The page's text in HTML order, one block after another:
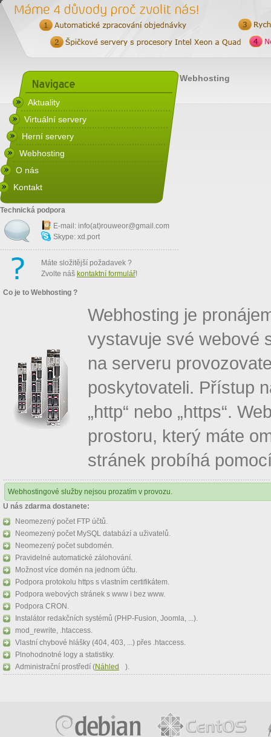
Aktuality
Virtuální servery
Herní servery
Webhosting
O nás
Kontakt
Technická podpora
E-mail: info(at)rouweor@gmail.com
Skype: xd.port
Máte složitější požadavek ?
Zvolte náš kontaktní formulář!
Webhosting
Co je to Webhosting ?
Webhosting je
vystavuje své webové
na serveru
poskytovateli. Přístup
„http“ nebo „https“.
prostoru, který máte
stránek probíhá
Webhostingové služby nejsou prozatím v provozu.
U nás zdarma dostanete:
Neomezený počet FTP účtů.
Neomezený počet MySQL databází a uživatelů.
Neomezený počet subdomén.
Pravidelné automatické zálohování.
Možnost více domén na jednom účtu.
Podpora protokolu https s vlastním certifikátem.
Podpora webových stránek s www i bez www.
Podpora CRON.
Instalátor redakčních systémů (PHP-Fusion, Joomla, ...).
mod_rewrite, .htaccess.
Vlastní chybové hlášky (404, 403, ...) přes .htaccess.
Plnohodnotné logy a statistiky.
Administrační prostředí (Náhled ).